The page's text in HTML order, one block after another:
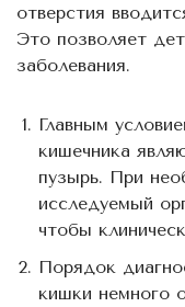
отверстия
Это позволяет
заболевания.
Главным
кишечника
пузырь. При
исследуемый
чтобы
Порядок
кишки немного